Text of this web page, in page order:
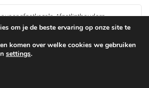
voor afzetkegels,Afzetlinthouders,
om je de beste ervaring op onze site te
komen over welke cookies we gebruiken
settings.